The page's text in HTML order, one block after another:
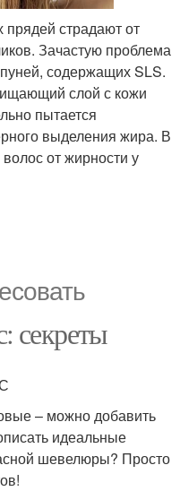
страдают от
Зачастую проблема
содержащих SLS.
слой с кожи
пытается
выделения жира. В
от жирности у
секреты
– можно добавить
идеальные
шевелюры? Просто